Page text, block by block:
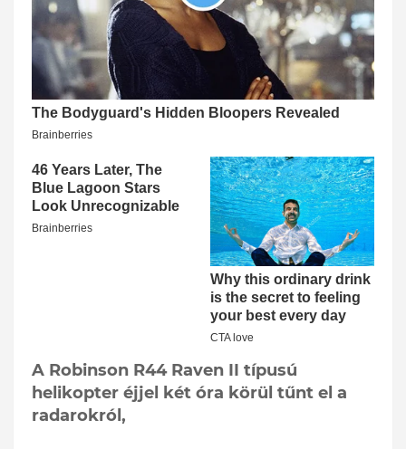
A Robinson R44 Raven II típusú
helikopter éjjel két óra körül tűnt el a
radarokról,